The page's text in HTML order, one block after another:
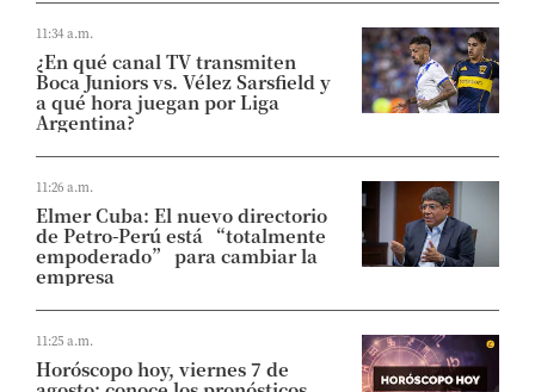
11:34 a.m.
¿En qué canal TV transmiten
Boca Juniors vs. Vélez Sarsfield y
a qué hora juegan por Liga
Argentina?
11:26 a.m.
Elmer Cuba: El nuevo directorio
de Petro-Perú está “totalmente
empoderado” para cambiar la
empresa
11:25 a.m.
Horóscopo hoy, viernes 7 de